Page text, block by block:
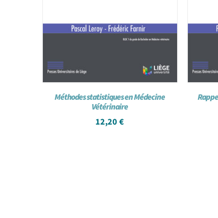
Méthodes statistiques en Médecine
Vétérinaire
12,20€